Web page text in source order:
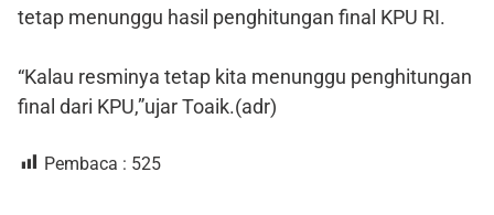
tetap menunggu hasil penghitungan final KPU RI.
“Kalau resminya tetap kita menunggu penghitungan
final dari KPU,”ujar Toaik.(adr)
Pembaca : 525